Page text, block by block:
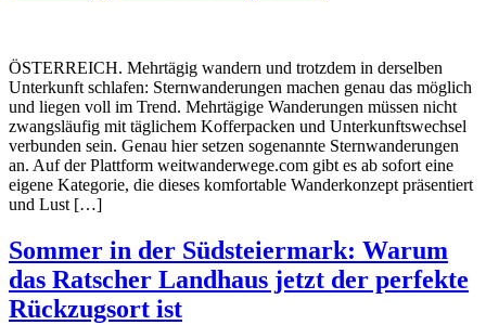
ÖSTERREICH. Mehrtägig wandern und trotzdem in derselben
Unterkunft schlafen: Sternwanderungen machen genau das möglich
und liegen voll im Trend. Mehrtägige Wanderungen müssen nicht
zwangsläufig mit täglichem Kofferpacken und Unterkunftswechsel
verbunden sein. Genau hier setzen sogenannte Sternwanderungen
an. Auf der Plattform weitwanderwege.com gibt es ab sofort eine
eigene Kategorie, die dieses komfortable Wanderkonzept präsentiert
und Lust […]
Sommer in der Südsteiermark: Warum
das Ratscher Landhaus jetzt der perfekte
Rückzugsort ist